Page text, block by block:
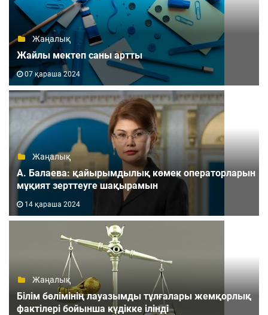
Жаңалық
Жайлы мектеп саны артты
07 қараша 2024
Жаңалық
А. Балаева: қайырымдылық көмек операторларын
мұқият зерттеуге шақырамын
14 қараша 2024
Жаңалық
Білім бөлімінің лауазымды тұлғалары жемқорлық
фактілері бойынша күдікке ілінді